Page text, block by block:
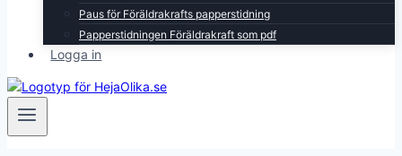
Paus för Föräldrakrafts papperstidning
Papperstidningen Föräldrakraft som pdf
Logga in